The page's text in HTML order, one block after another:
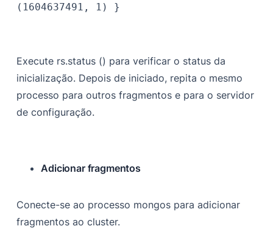
(1604637491, 1)
}
Execute rs.status () para verificar o status da
inicialização. Depois de iniciado, repita o mesmo
processo para outros fragmentos e para o servidor
de configuração.
Adicionar fragmentos
Conecte-se ao processo mongos para adicionar
fragmentos ao cluster.